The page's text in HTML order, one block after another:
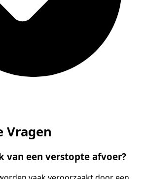
Vragen
van een verstopte afvoer?